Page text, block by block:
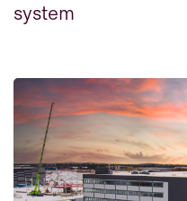
system